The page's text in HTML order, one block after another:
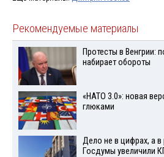
Рекомендуемые материалы
Протесты в Венгрии:
набирает обороты
«НАТО 3.0»: новая
глюками
Дело не в цифрах, а в
Госдумы увеличили